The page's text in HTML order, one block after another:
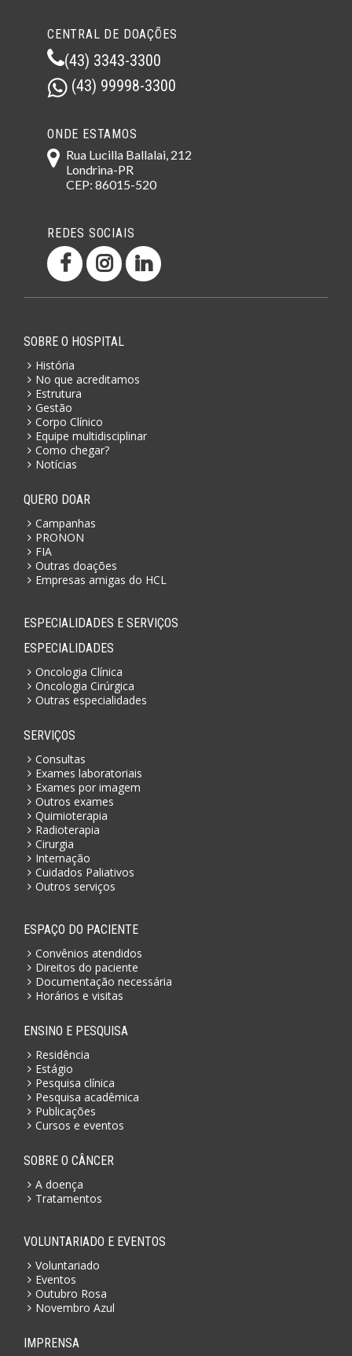
CENTRAL DE DOAÇÕES
(43) 3343-3300
(43) 99998-3300
ONDE ESTAMOS
Rua Lucilla Ballalai, 212
Londrina-PR
CEP: 86015-520
REDES SOCIAIS
SOBRE O HOSPITAL
História
No que acreditamos
Estrutura
Gestão
Corpo Clínico
Equipe multidisciplinar
Como chegar?
Notícias
QUERO DOAR
Campanhas
PRONON
FIA
Outras doações
Empresas amigas do HCL
ESPECIALIDADES E SERVIÇOS
ESPECIALIDADES
Oncologia Clínica
Oncologia Cirúrgica
Outras especialidades
SERVIÇOS
Consultas
Exames laboratoriais
Exames por imagem
Outros exames
Quimioterapia
Radioterapia
Cirurgia
Internação
Cuidados Paliativos
Outros serviços
ESPAÇO DO PACIENTE
Convênios atendidos
Direitos do paciente
Documentação necessária
Horários e visitas
ENSINO E PESQUISA
Residência
Estágio
Pesquisa clínica
Pesquisa acadêmica
Publicações
Cursos e eventos
SOBRE O CÂNCER
A doença
Tratamentos
VOLUNTARIADO E EVENTOS
Voluntariado
Eventos
Outubro Rosa
Novembro Azul
IMPRENSA